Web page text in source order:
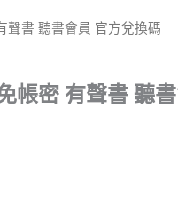
聲書 聽書會員 官方兌換碼
帳密 有聲書 聽